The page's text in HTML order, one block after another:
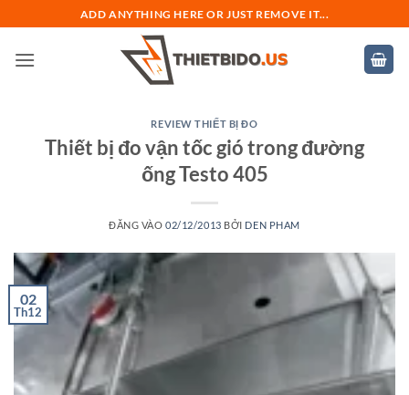
qua
nội
ADD ANYTHING HERE OR JUST REMOVE IT...
REVIEW THIẾT BỊ ĐO
Thiết bị đo vận tốc gió trong đường
ống Testo 405
ĐĂNG VÀO02/12/2013 BỞI DEN PHAM
02
Th12